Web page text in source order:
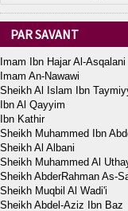
PAR SAVANT
Imam Ibn Hajar Al-Asqalani
Imam An-Nawawi
Sheikh Al Islam Ibn
Ibn Al Qayyim
Ibn Kathir
Sheikh Muhammed Ibn
Sheikh Al Albani
Sheikh Muhammed Al
Sheikh AbderRahman As-
Sheikh Muqbil Al Wadi'i
Sheikh Abdel-Aziz Ibn Baz